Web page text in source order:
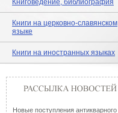
Книговедение, библиография
Книги на церковно-славянском
языке
Книги на иностранных языках
Новые поступления антикварного